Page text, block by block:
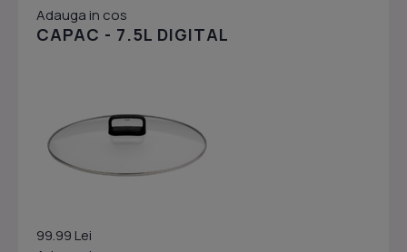
Adauga in cos
CAPAC - 7.5L DIGITAL
99.99 Lei